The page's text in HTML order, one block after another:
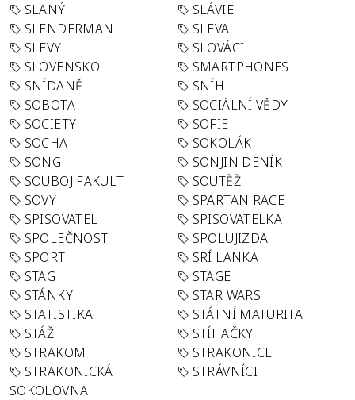
SLANÝ
SLÁVIE
SLENDERMAN
SLEVA
SLEVY
SLOVÁCI
SLOVENSKO
SMARTPHONES
SNÍDANĚ
SNÍH
SOBOTA
SOCIÁLNÍ VĚDY
SOCIETY
SOFIE
SOCHA
SOKOLÁK
SONG
SONJIN DENÍK
SOUBOJ FAKULT
SOUTĚŽ
SOVY
SPARTAN RACE
SPISOVATEL
SPISOVATELKA
SPOLEČNOST
SPOLUJIZDA
SPORT
SRÍ LANKA
STAG
STAGE
STÁNKY
STAR WARS
STATISTIKA
STÁTNÍ MATURITA
STÁŽ
STÍHAČKY
STRAKOM
STRAKONICE
STRAKONICKÁ
SOKOLOVNA
STRÁVNÍCI